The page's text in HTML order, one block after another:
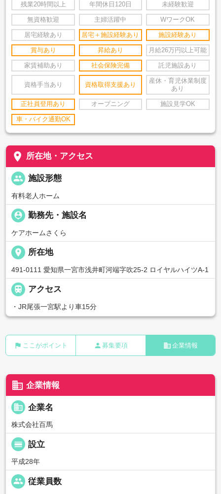
残業20時間以上 年間休日120日 未経験歓迎
無資格歓迎 主婦活躍中 WワークOK
居宅経験あり 居宅＋施設経験あり 施設経験あり
賞与あり 昇給あり 月給26万円以上可能
家賃補助あり 社会保険完備 託児施設あり
資格手当あり 資格取得支援あり
産休・育児休業制度
あり
正社員登用あり オープニング 施設見学OK
車・バイク通勤OK
place 所在地・アクセス
people 施設形態
有料老人ホーム
person_pin 勤務先・施設名
ケアホームさくら
place 所在地
491-0111 愛知県一宮市浅井町河端字吹25-2 ロイヤルハイツA-1
 アクセス
・JR尾張一宮駅より車15分
flag ここがポイント person 募集要項 business 企業情報
business 企業情報
business 企業名
株式会社百馬
calendar_view_day 設立
平成28年
people 従業員数